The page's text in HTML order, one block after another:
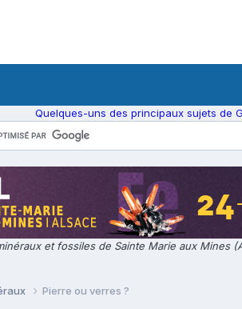
Quelques-uns des principaux sujets de
et fossiles de Sainte Marie aux Mines
Pierre ou verres ?